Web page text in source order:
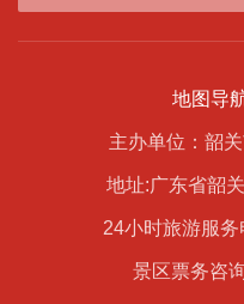
地图导
主办单位：韶
地址:广东省韶
24小时旅游服
景区票务咨